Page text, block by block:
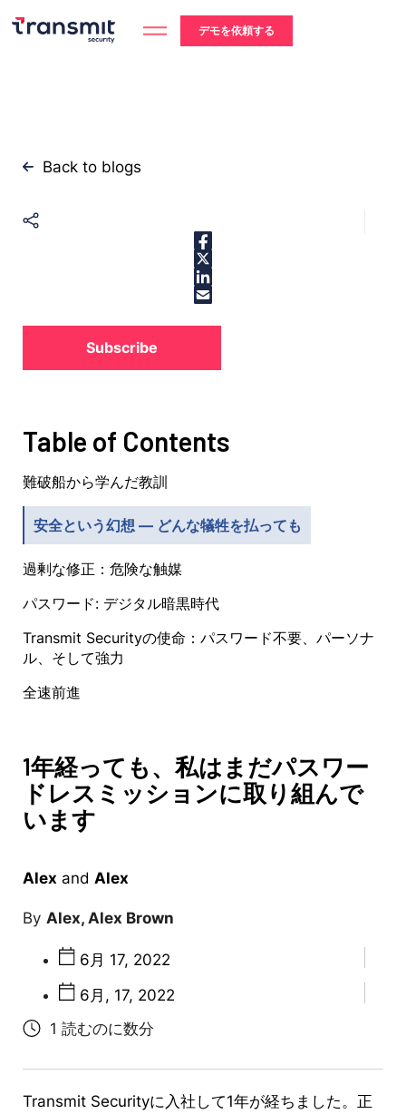
デモを依頼する
Back to blogs
Subscribe
Table of Contents
難破船から学んだ教訓
安全という幻想 — どんな犠牲を払っても
過剰な修正：危険な触媒
パスワード: デジタル暗黒時代
Transmit Securityの使命：パスワード不要、パーソナ
ル、そして強力
全速前進
1年経っても、私はまだパスワー
ドレスミッションに取り組んで
います
Alex and Alex
Alex, Alex Brown
6月 17, 2022
6月, 17, 2022
Transmit Securityに入社して1年が経ちました。正